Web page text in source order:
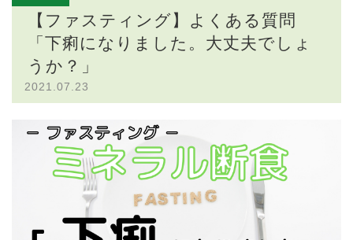
【ファスティング】よくある質問
「下痢になりました。大丈夫でしょ
うか？」
2021.07.23